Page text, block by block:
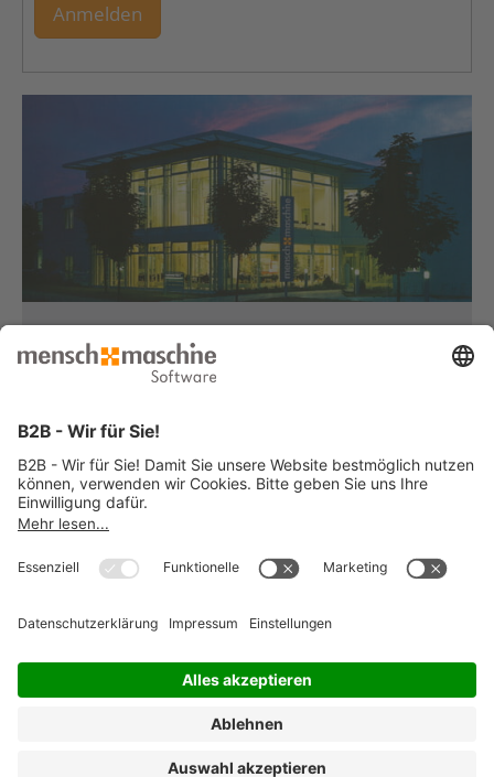
Anmelden
Haben Sie Fragen?
Dann rufen Sie uns an...
von 08:30 bis 12:00 Uhr
und 12:30 bis 17:00 Uhr
Freitag
und 12:30 bis 15:00 Uhr